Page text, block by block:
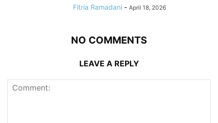
Fitria Ramadani - April 18, 2026
NO COMMENTS
LEAVE A REPLY